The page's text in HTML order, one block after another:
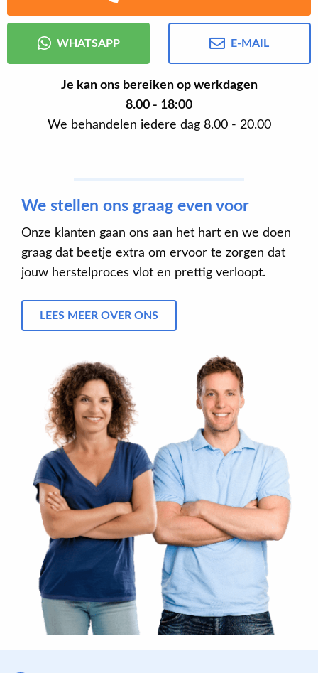
WHATSAPP E-MAIL
Je kan ons bereiken op werkdagen
8.00 - 18:00
We behandelen iedere dag 8.00 - 20.00
We stellen ons graag even voor
Onze klanten gaan ons aan het hart en we doen
graag dat beetje extra om ervoor te zorgen dat
jouw herstelproces vlot en prettig verloopt.
LEES MEER OVER ONS